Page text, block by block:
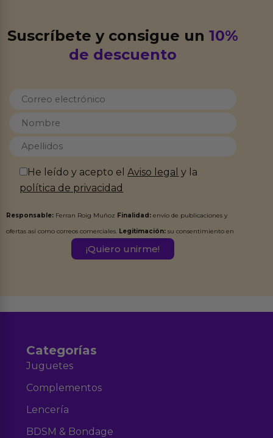
Suscríbete y consigue un10%
de descuento
He leído y acepto elAviso legal y la
política de privacidad
Responsable: Ferran Roig Muñoz Finalidad: envío de publicaciones y
ofertas así como correos comerciales. Legitimación: su consentimiento en
Destinatarios:Ferran Roig Muñoz. Podrás ejercer tus
Categorías
Juguetes
Complementos
Lencería
BDSM & Bondage